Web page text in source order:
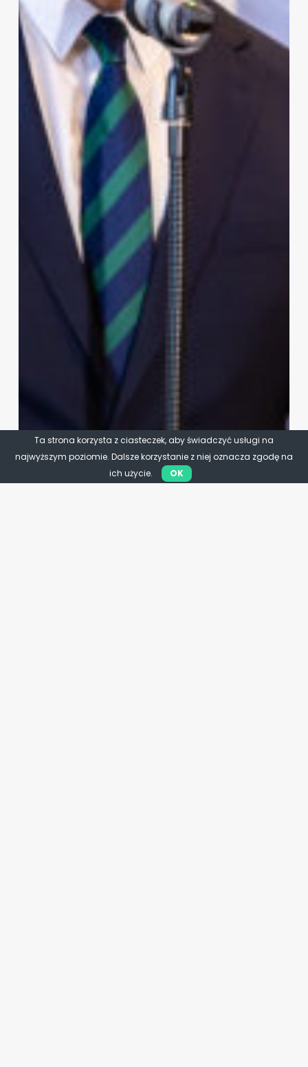
Ta strona korzysta z ciasteczek, aby świadczyć usługi na
najwyższym poziomie. Dalsze korzystanie z niej oznacza zgodę na
ich użycie.
OK